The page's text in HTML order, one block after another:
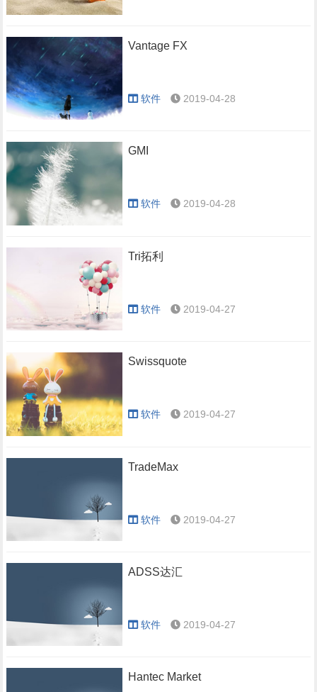
Vantage FX
软件 2019-04-28
GMI
软件 2019-04-28
Tri拓利
软件 2019-04-27
Swissquote
软件 2019-04-27
TradeMax
软件 2019-04-27
ADSS达汇
软件 2019-04-27
Hantec Market